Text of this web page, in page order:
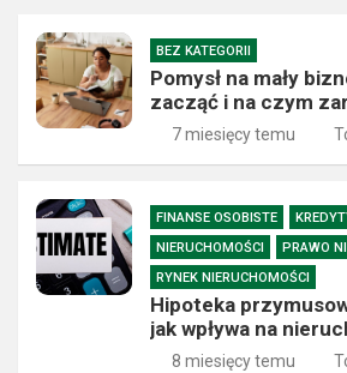
BEZ KATEGORII
Pomysł na mały
zacząć i na czym
7 miesięcy temu
FINANSE OSOBISTE
NIERUCHOMOŚCI
PRAWO
RYNEK NIERUCHOMOŚCI
Hipoteka
jak wpływa na
8 miesięcy temu